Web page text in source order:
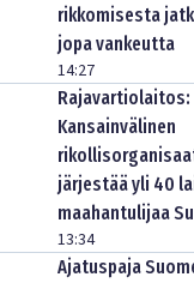
rikkomisesta
jopa vankeutta
14:27
Rajavartiolaitos:
Kansainvälinen
järjestää yli 40
maahantulijaa
13:34
Ajatuspaja